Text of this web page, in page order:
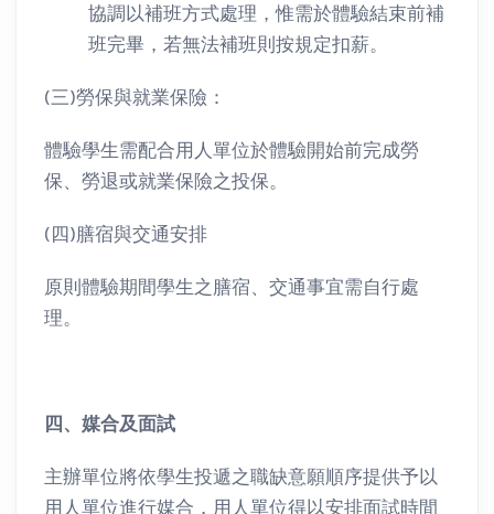
協調以補班方式處理，惟需於體驗結束前補
班完畢，若無法補班則按規定扣薪。
(三)勞保與就業保險：
體驗學生需配合用人單位於體驗開始前完成勞
保、勞退或就業保險之投保。
(四)膳宿與交通安排
原則體驗期間學生之膳宿、交通事宜需自行處
理。
四、媒合及面試
主辦單位將依學生投遞之職缺意願順序提供予以
用人單位進行媒合，用人單位得以安排面試時間